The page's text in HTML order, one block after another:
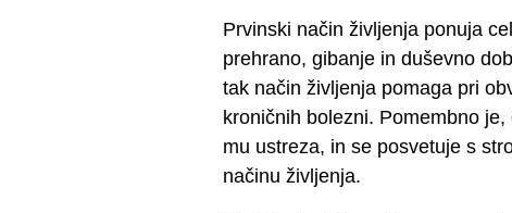
Prvinski način življenja ponuja
prehrano, gibanje in duševno
tak način življenja pomaga pri
kroničnih bolezni. Pomembno
mu ustreza, in se posvetuje s
načinu življenja.